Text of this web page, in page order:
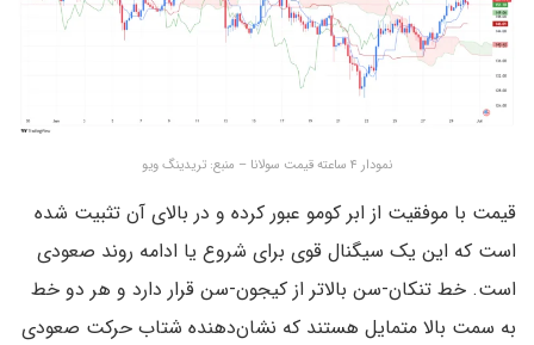
نمودار ۴ ساعته قیمت سولانا – منبع: تریدینگ ویو
قیمت با موفقیت از ابر کومو عبور کرده و در بالای آن تثبیت شده
است که این یک سیگنال قوی برای شروع یا ادامه روند صعودی
است. خط تنکان-سن بالاتر از کیجون-سن قرار دارد و هر دو خط
به سمت بالا متمایل هستند که نشان‌دهنده شتاب حرکت صعودی